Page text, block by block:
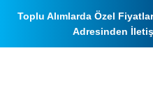
Toplu Alımlarda Özel
Adresinden